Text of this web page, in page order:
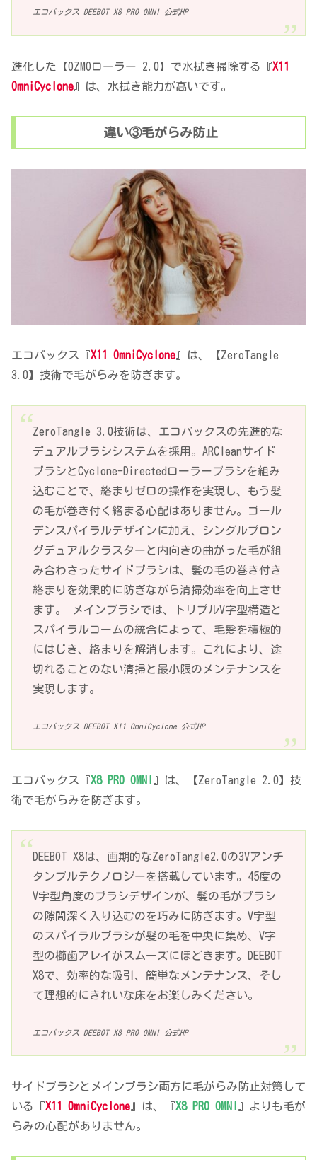
エコバックス DEEBOT X8 PRO OMNI 公式HP
進化した【OZMOローラー 2.0】で水拭き掃除する『X11
OmniCyclone 』は、水拭き能力が高いです。
違い③毛がらみ防止
エコバックス『X11 OmniCyclone 』は、【ZeroTangle
3.0】技術で毛がらみを防ぎます。
ZeroTangle 3.0技術は、エコバックスの先進的な
デュアルブラシシステムを採用。ARCleanサイド
ブラシとCyclone-Directedローラーブラシを組み
込むことで、絡まりゼロの操作を実現し、もう髪
の毛が巻き付く絡まる心配はありません。ゴール
デンスパイラルデザインに加え、シングルプロン
グデュアルクラスターと内向きの曲がった毛が組
み合わさったサイドブラシは、髪の毛の巻き付き
絡まりを効果的に防ぎながら清掃効率を向上させ
ます。 メインブラシでは、トリプルV字型構造と
スパイラルコームの統合によって、毛髪を積極的
にはじき、絡まりを解消します。これにより、途
切れることのない清掃と最小限のメンテナンスを
実現します。
エコバックス DEEBOT X11 OmniCyclone 公式HP
エコバックス『X8 PRO OMNI
』は、【ZeroTangle 2.0】技
術で毛がらみを防ぎます。
DEEBOT X8は、画期的なZeroTangle2.0の3Vアンチ
タンブルテクノロジーを搭載しています。45度の
V字型角度のブラシデザインが、髪の毛がブラシ
の隙間深く入り込むのを巧みに防ぎます。V字型
のスパイラルブラシが髪の毛を中央に集め、V字
型の櫛歯アレイがスムーズにほどきます。DEEBOT
X8で、効率的な吸引、簡単なメンテナンス、そし
て理想的にきれいな床をお楽しみください。
エコバックス DEEBOT X8 PRO OMNI 公式HP
サイドブラシとメインブラシ両方に毛がらみ防止対策して
いる『X11 OmniCyclone』は、『X8 PRO OMNI 』よりも毛が
らみの心配がありません。